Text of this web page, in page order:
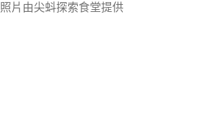
照片由尖蚪探索食堂提供